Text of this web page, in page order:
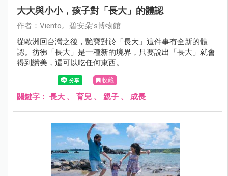
大大與小小，孩子對「長大」的體認
作者：Viento。碧安朵’s博物館
從歐洲回台灣之後，艷寶對於「長大」這件事有全新的體
認。彷彿「長大」是一種新的境界，只要說出「長大」就會
得到讚美，還可以吃任何東西。
收藏
關鍵字： 長大 、 育兒 、 親子 、 成長